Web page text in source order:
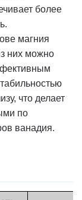
более
магния
них можно
что делает
по
ванадия.